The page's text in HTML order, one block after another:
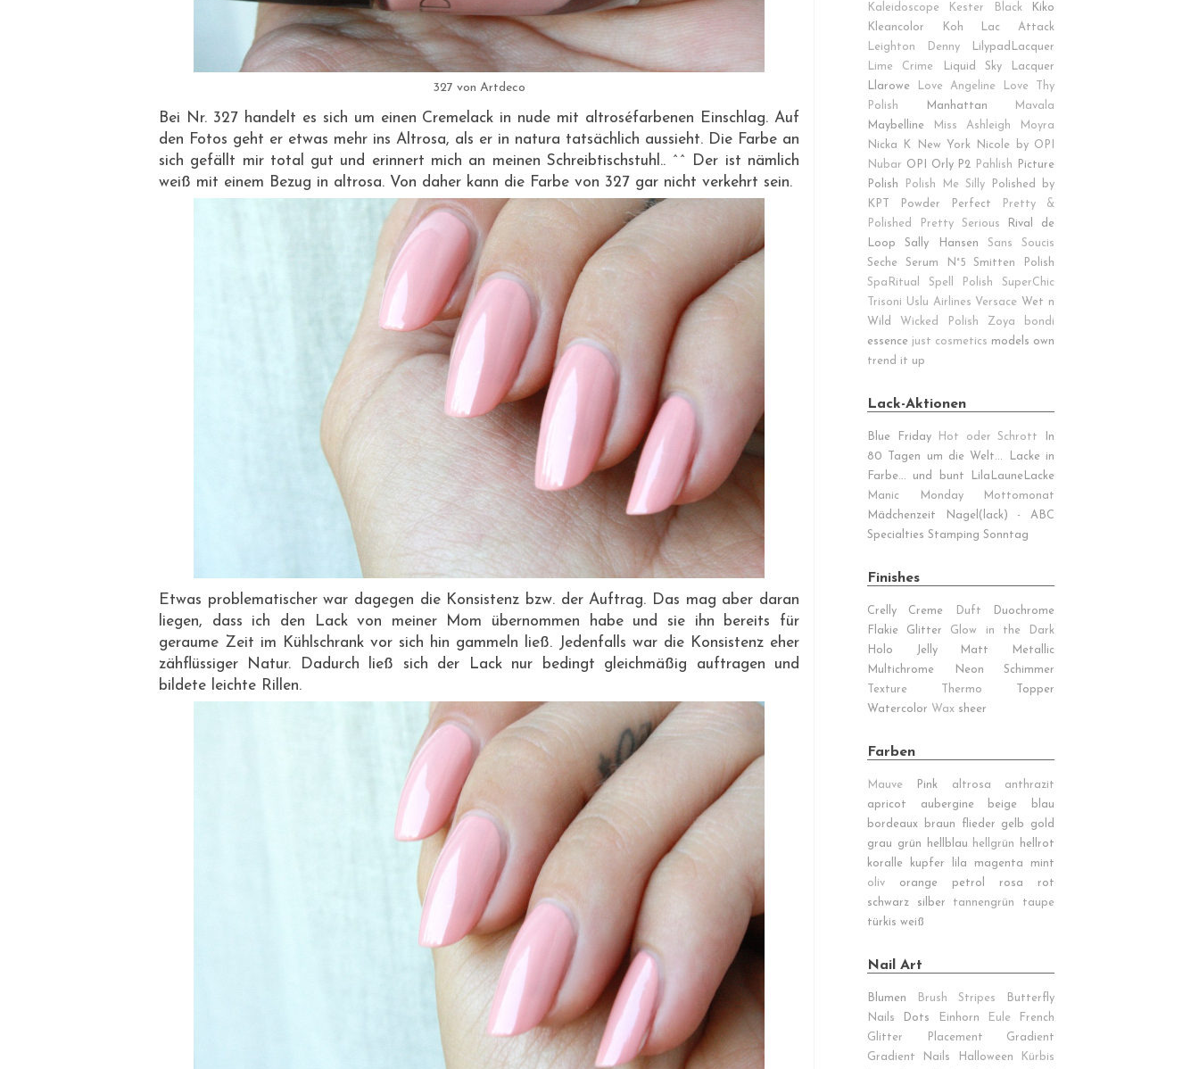
327 von Artdeco
Bei Nr. 327 handelt es sich um einen Cremelack in nude mit altroséfarbenen Einschlag. Auf
den Fotos geht er etwas mehr ins Altrosa, als er in natura tatsächlich aussieht. Die Farbe an
sich gefällt mir total gut und erinnert mich an meinen Schreibtischstuhl.. ^^ Der ist nämlich
weiß mit einem Bezug in altrosa. Von daher kann die Farbe von 327 gar nicht verkehrt sein.
Etwas problematischer war dagegen die Konsistenz bzw. der Auftrag. Das mag aber daran
liegen, dass ich den Lack von meiner Mom übernommen habe und sie ihn bereits für
geraume Zeit im Kühlschrank vor sich hin gammeln ließ. Jedenfalls war die Konsistenz eher
zähflüssiger Natur. Dadurch ließ sich der Lack nur bedingt gleichmäßig auftragen und
bildete leichte Rillen.
Kaleidoscope
Kester Black
Kiko
Kleancolor
Koh
Lac Attack
Leighton Denny
LilypadLacquer
Lime Crime
Liquid Sky Lacquer
Llarowe
Love Angeline
Love Thy
Polish
Manhattan
Mavala
Maybelline
Miss Ashleigh
Moyra
Nicka K New York
Nicole by OPI
Nubar OPI Orly P2 Pahlish
Picture
Polish
Polish Me Silly
Polished by
KPT
Powder Perfect
Pretty &
Polished
Pretty Serious
Rival de
Loop
Sally Hansen
Sans Soucis
Seche
Serum N°5
Smitten Polish
SpaRitual
Spell Polish
SuperChic
Trisoni Uslu Airlines Versace Wet n
Wild
Wicked Polish Zoya
bondi
essence just cosmetics models own
trend it up
Lack-Aktionen
Blue Friday Hot oder Schrott
In
80 Tagen um die Welt...
Lacke in
Farbe... und bunt
LilaLauneLacke
Manic Monday
Mottomonat
Mädchenzeit
Nagel(lack) - ABC
Specialties Stamping Sonntag
Finishes
Crelly Creme Duft
Duochrome
Flakie
Glitter
Glow in the Dark
Holo
Jelly Matt
Metallic
Multichrome
Neon
Schimmer
Texture
Thermo
Topper
Watercolor Wax sheer
Farben
Mauve Pink altrosa
anthrazit
apricot
aubergine beige
blau
bordeaux
braun flieder gelb
gold
grau
grün hellblau hellgrün
hellrot
koralle
kupfer lila magenta
mint
oliv
orange petrol rosa
rot
schwarz
silber tannengrün
taupe
türkis weiß
Nail Art
Blumen Brush Stripes
Butterfly
Nails
Dots Einhorn Eule
French
Glitter Placement
Gradient
Gradient Nails
Halloween
Kürbis